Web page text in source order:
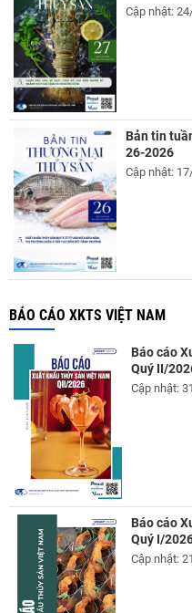
Cập nhật:
Bản tin
26-2026
Cập nhật:
BÁO CÁO XKTS VIỆT NAM
Báo cáo
Quý II/
Cập nhật:
Báo cáo
Quý I/
Cập nhật: